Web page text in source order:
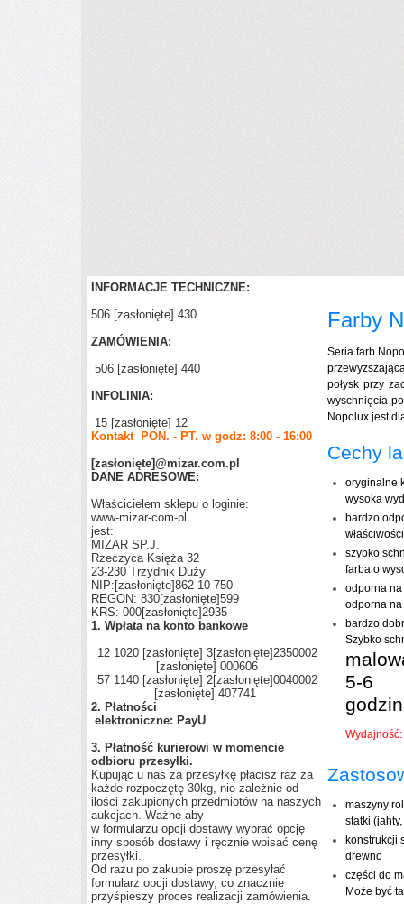
INFORMACJE TECHNICZNE:
506 [zasłonięte] 430
ZAMÓWIENIA:
506 [zasłonięte] 440
INFOLINIA:
15 [zasłonięte] 12
Kontakt PON. - PT. w godz: 8:00 - 16:00
[zasłonięte]@mizar.com.pl
DANE ADRESOWE:
Właścicielem sklepu o loginie:
www-mizar-com-pl
jest:
MIZAR SP.J.
Rzeczyca Księża 32
23-230 Trzydnik Duży
NIP: [zasłonięte]862-10-750
REGON: 830[zasłonięte]599
KRS: 000[zasłonięte]2935
1. Wpłata na konto bankowe
12 1020 [zasłonięte] 3[zasłonięte]2350002
[zasłonięte] 000606
57 1140 [zasłonięte] 2[zasłonięte]0040002
[zasłonięte] 407741
2. Płatności
elektroniczne: PayU
3. Płatność kurierowi w momencie
odbioru przesyłki.
Kupując u nas za przesyłkę płacisz raz za
każde rozpoczętę 30kg, nie zależnie od
ilości zakupionych przedmiotów na naszych
aukcjach. Ważne aby
w formularzu opcji dostawy wybrać opcję
inny sposób dostawy i ręcznie wpisać cenę
przesyłki.
Od razu po zakupie proszę przesyłać
formularz opcji dostawy, co znacznie
przyśpieszy proces realizacji zamówienia.
Farby
Seria farb
połysk przy
wyschnięcia
Nopolux jest
Cechy
oryginalne
wysoka
bardzo
szybko
farba o
odporna
odporna na
bardzo
Szybko
5-6
maszyny
statki (jahty,
konstrukcji
drewno
części do
Może być